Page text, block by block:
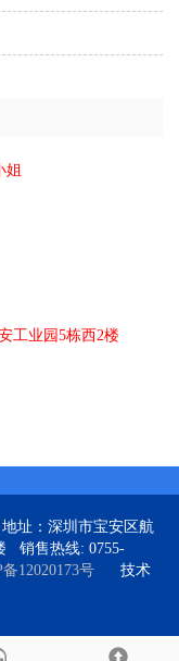
姐
工业园5栋西2楼
址：深圳市宝安区航
销售热线: 0755-
12020173号技术